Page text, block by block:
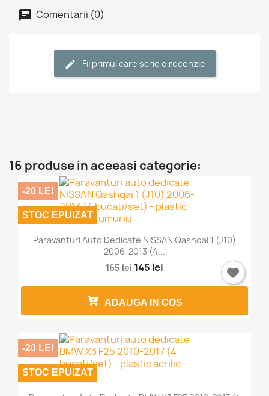
Comentarii (0)
Fii primul care scrie o recenzie
16 produse in aceeasi categorie:
Paravanturi Auto Dedicate NISSAN Qashqai 1 (J10)
2006-2013 (4...
165 lei 145 lei
-20 LEI
STOC EPUIZAT
ADAUGA IN COS
-20 LEI
STOC EPUIZAT